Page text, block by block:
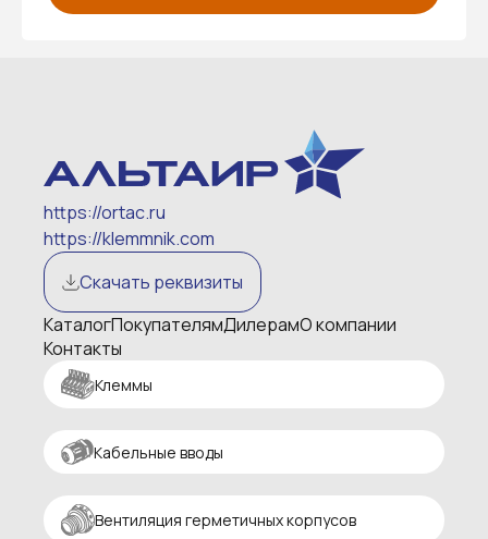
https://ortac.ru
https://klemmnik.com
Скачать реквизиты
КаталогПокупателямДилерамО компании
Контакты
Клеммы
Кабельные вводы
Вентиляция герметичных корпусов